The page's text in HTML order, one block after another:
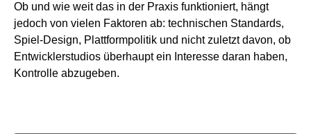
Ob und wie weit das in der Praxis funktioniert, hängt
jedoch von vielen Faktoren ab: technischen Standards,
Spiel-Design, Plattformpolitik und nicht zuletzt davon, ob
Entwicklerstudios überhaupt ein Interesse daran haben,
Kontrolle abzugeben.